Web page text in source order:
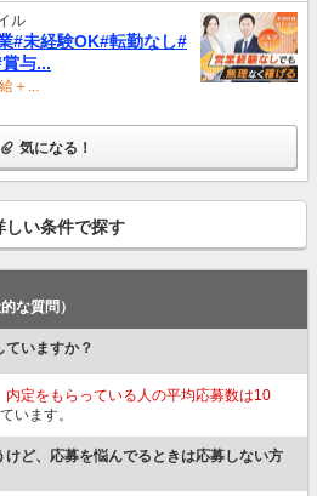
ル
#未経験OK#転勤なし#
与...
＋...
気になる！
しい条件で探す
な質問）
ていますか？
内定をもらっている人の平均応募数は10
います。
ど、応募を悩んでるときは応募しない方